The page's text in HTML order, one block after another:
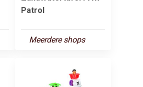
Patrol
Meerdere shops